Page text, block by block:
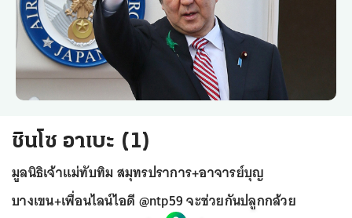
ชินโซ อาเบะ (1)
มูลนิธิเจ้าแม่ทับทิม สมุทรปราการ+อาจารย์บุญ
บางเขน+เพื่อนไลน์ไอดี @ntp59 จะช่วยกันปลูกกล้วย